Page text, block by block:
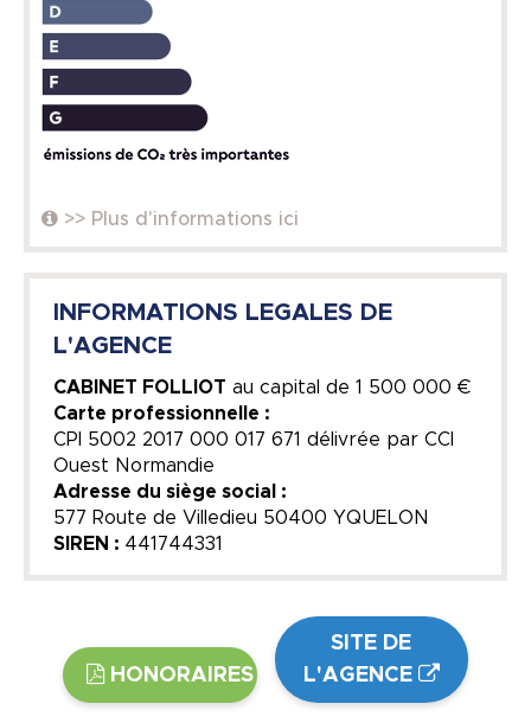
>> Plus d'informations ici
INFORMATIONS LEGALES DE
L'AGENCE
CABINET FOLLIOT au capital de 1 500 000 €
Carte professionnelle :
CPI 5002 2017 000 017 671 délivrée par CCI
Ouest Normandie
Adresse du siège social :
577 Route de Villedieu 50400 YQUELON
SIREN : 441744331
HONORAIRES
SITE DE
L'AGENCE